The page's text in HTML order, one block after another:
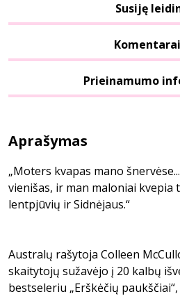
Susiję
Komentarai
Prieinamumo
Aprašymas
„Moters kvapas mano
vienišas, ir man maloniai kvepia
lentpjūvių ir Sidnėjaus.“
Australų rašytoja Colleen
skaitytojų sužavėjo į 20 kalbų
bestseleriu „Erškėčių